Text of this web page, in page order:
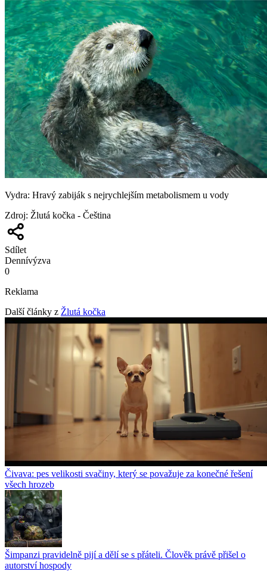
Vydra: Hravý zabiják s nejrychlejším metabolismem u vody
Zdroj: Žlutá kočka - Čeština
Sdílet
Dennívýzva
0
Reklama
Další články z Žlutá kočka
Čivava: pes velikosti svačiny, který se považuje za konečné řešení
všech hrozeb
Šimpanzi pravidelně pijí a dělí se s přáteli. Člověk právě přišel o
autorství hospody